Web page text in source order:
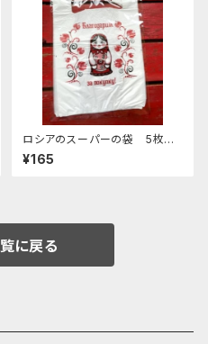
ロシアのスーパーの袋 5枚セ
ット "マトリョーシカ"
¥165
に戻る